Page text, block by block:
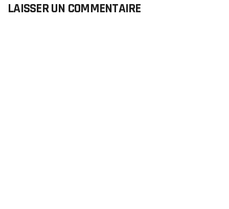
LAISSER UN COMMENTAIRE